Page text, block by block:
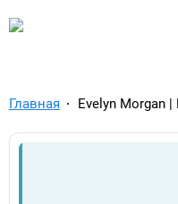
Главная Evelyn Morgan